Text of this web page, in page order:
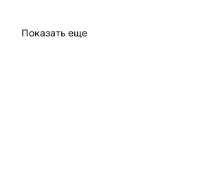
Показать еще